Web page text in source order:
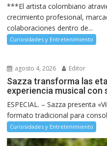
***El artista colombiano
crecimiento profesional,
colaboraciones dentro de...
Curiosidades y Entretenimiento
agosto 4, 2026 Editor
Sazza transforma las
experiencia musical con
ESPECIAL. – Sazza presenta
formato tradicional para
Curiosidades y Entretenimiento